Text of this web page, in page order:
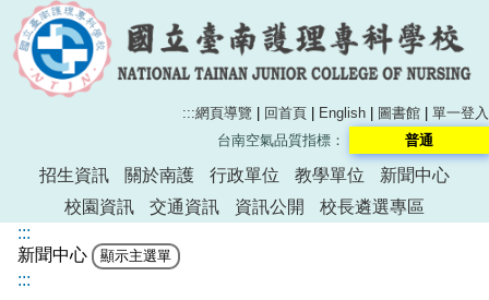
:::網頁導覽 | 回首頁 | English | 圖書館 | 單一登入
台南空氣品質指標：
普通
招生資訊 關於南護 行政單位 教學單位
新聞中心
校園資訊
交通資訊 資訊公開
校長遴選專區
:::
新聞中心
:::